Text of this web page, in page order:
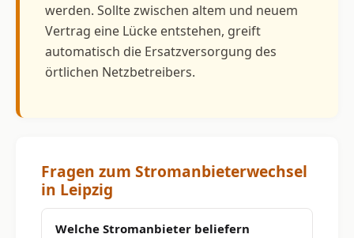
werden. Sollte zwischen altem und neuem
Vertrag eine Lücke entstehen, greift
automatisch die Ersatzversorgung des
örtlichen Netzbetreibers.
Fragen zum Stromanbieterwechsel
in Leipzig
Welche Stromanbieter beliefern